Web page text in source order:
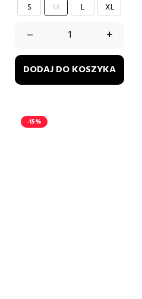
S
M L XL
– +
DODAJ DO KOSZYKA
-15%